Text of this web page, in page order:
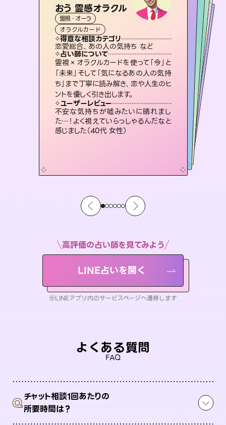
おう 霊感オラクル
霊視・オーラ
オラクルカード
得意な相談カテゴリ
恋愛総合、あの人の気持ち など
占い師について
霊視×オラクルカードを使って「今」と
「未来」そして「気になるあの人の気持
ち」まで丁寧に読み解き、恋や人生のヒ
ントを優しく引き出します。
ユーザーレビュー
不安な気持ちが嘘みたいに晴れまし
た…！よく視えていらっしゃるんだなと
感じました（40代 女性）
アイリス -iris-
西洋占星術
ルーン
得意な相談カテゴリ
恋愛総合、片想い、二人の未来 など
占い師について
復縁、恋愛、不倫の行方、同性愛や片
思い、仕事関係や借金問題まで知りた
いことや心の負担になっていることを
紐解き、背中をそっと押して導きます。
ユーザーレビュー
安心感のあり、言い切ってくれる所や濁
さない鑑定のおかげで、毎回自分の気
持ちを整えられます（30代 男性）
彗望
霊視・オーラ
スピリチュアル・リーディング
得意な相談カテゴリ
片想い、あの人の気持ち、復縁 など
占い師について
3,700年以上の歴史を持つ東洋最古の
占術「易占」で詳細まで占い、幸せへ向
かう道筋を示します。厳しい結果にも具
体的な対策をお伝えします。
ユーザーレビュー
複雑な背景もしっかり聞いて鑑定して
いただけました。気持ちが楽になりまし
た（50代 女性）
セラピスト理恵
霊視・オーラ
スピリチュアル・リーディング
得意な相談カテゴリ
片想い、二人の未来、年の差 など
占い師について
連絡再開、復縁、成就などの報告実績多数。セラピストとして2万超の施術経験があるからこそできる鑑定で、より良い未来をサポートします。
ユーザーレビュー
とても心温まる鑑定でした。しかもこち
らは何も言っていないのに視えていらっ
しゃるんだなと驚きです（30代女性）
スピリチュアル・リーディング
得意な相談カテゴリ
片想い、あの人の気持ち、復縁 など
占い師について
恋愛のお悩みの中でも特に「曖昧な関
係」の相談を得意としており、友達以上
恋人未満なお相手との今後や本音を丁
寧に読み解き恋愛成就へと導きます。
ユーザーレビュー
鑑定していただいてアドバイス通りに行
動すると仲が復活してきました。ありが
とうございました（40代 女性）
霊視・オーラ 心理学
スピリチュアル・リーディング
得意な相談カテゴリ
出逢い、片想い、復縁 など
占い師について
未来には何パターンもの選択肢があり
ます。不安で視えにくくなっているあな
たの素敵な未来を見つけ、その未来を
選択できるようアドバイスします。
ユーザーレビュー
職場の人の性質や人間関係、本心など
本当によく視えていてびっくり。対策が
打てて前向きになれます（40代）
高評価の占い師を見てみよう
LINE占いを開く
※LINEアプリ内のサービスページへ遷移します
よくある質問
FAQ
Qチャット相談1回あたりの
所要時間は？